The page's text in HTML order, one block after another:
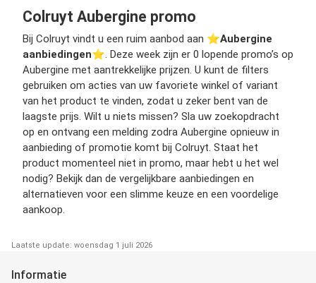
Colruyt Aubergine promo
Bij Colruyt vindt u een ruim aanbod aan ⭐️Aubergine
aanbiedingen⭐️. Deze week zijn er 0 lopende promo’s op
Aubergine met aantrekkelijke prijzen. U kunt de filters
gebruiken om acties van uw favoriete winkel of variant
van het product te vinden, zodat u zeker bent van de
laagste prijs. Wilt u niets missen? Sla uw zoekopdracht
op en ontvang een melding zodra Aubergine opnieuw in
aanbieding of promotie komt bij Colruyt. Staat het
product momenteel niet in promo, maar hebt u het wel
nodig? Bekijk dan de vergelijkbare aanbiedingen en
alternatieven voor een slimme keuze en een voordelige
aankoop.
Laatste update: woensdag 1 juli 2026
Informatie